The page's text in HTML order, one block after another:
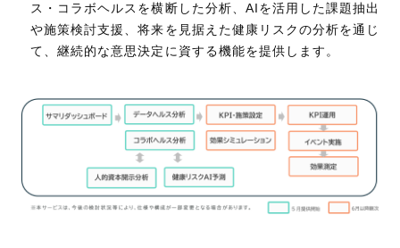
ス・コラボヘルスを横断した分析、AIを活用した課題抽出
や施策検討支援、将来を見据えた健康リスクの分析を通じ
て、継続的な意思決定に資する機能を提供します。